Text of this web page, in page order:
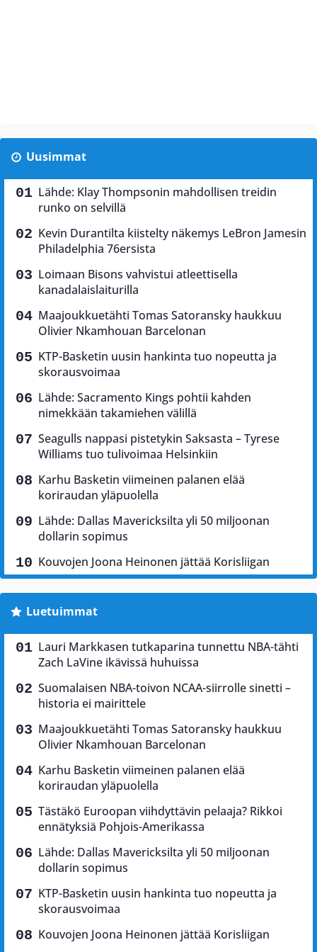
Uusimmat
Lähde: Klay Thompsonin mahdollisen treidin
runko on selvillä
Kevin Durantilta kiistelty näkemys LeBron Jamesin
Philadelphia 76ersista
Loimaan Bisons vahvistui atleettisella
kanadalaislaiturilla
Maajoukkuetähti Tomas Satoransky haukkuu
Olivier Nkamhouan Barcelonan
KTP-Basketin uusin hankinta tuo nopeutta ja
skorausvoimaa
Lähde: Sacramento Kings pohtii kahden
nimekkään takamiehen välillä
Seagulls nappasi pistetykin Saksasta – Tyrese
Williams tuo tulivoimaa Helsinkiin
Karhu Basketin viimeinen palanen elää
koriraudan yläpuolella
Lähde: Dallas Mavericksilta yli 50 miljoonan
dollarin sopimus
Kouvojen Joona Heinonen jättää Korisliigan
Luetuimmat
Lauri Markkasen tutkaparina tunnettu NBA-tähti
Zach LaVine ikävissä huhuissa
Suomalaisen NBA-toivon NCAA-siirrolle sinetti –
historia ei mairittele
Maajoukkuetähti Tomas Satoransky haukkuu
Olivier Nkamhouan Barcelonan
Karhu Basketin viimeinen palanen elää
koriraudan yläpuolella
Tästäkö Euroopan viihdyttävin pelaaja? Rikkoi
ennätyksiä Pohjois-Amerikassa
Lähde: Dallas Mavericksilta yli 50 miljoonan
dollarin sopimus
KTP-Basketin uusin hankinta tuo nopeutta ja
skorausvoimaa
Kouvojen Joona Heinonen jättää Korisliigan